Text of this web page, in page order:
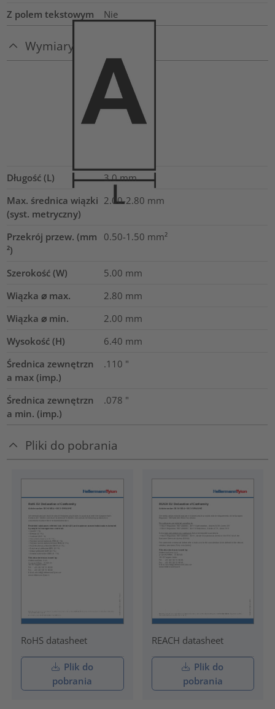
Z polem tekstowym Nie
Wymiary
Długość (L) 3.0 mm
Max. średnica wiązki
(syst. metryczny)
2.00-2.80 mm
Przekrój przew. (mm
²)
0.50-1.50 mm²
Szerokość (W) 5.00 mm
Wiązka ⌀ max.
2.80 mm
Wiązka ⌀ min.
2.00 mm
Wysokość (H)
6.40 mm
Średnica zewnętrzn
a max (imp.)
.110 "
Średnica zewnętrzn
a min. (imp.)
.078 "
Pliki do pobrania
RoHS datasheet
Plik do
pobrania
REACH datasheet
Plik do
pobrania